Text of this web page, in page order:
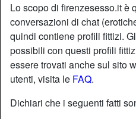
Lo scopo di firenzesesso.it è
conversazioni di chat
quindi contiene profili fittizi.
possibili con questi profili
essere trovati anche sul sito
utenti, visita le FAQ.
Dichiari che i seguenti fatti
star Aggiungi